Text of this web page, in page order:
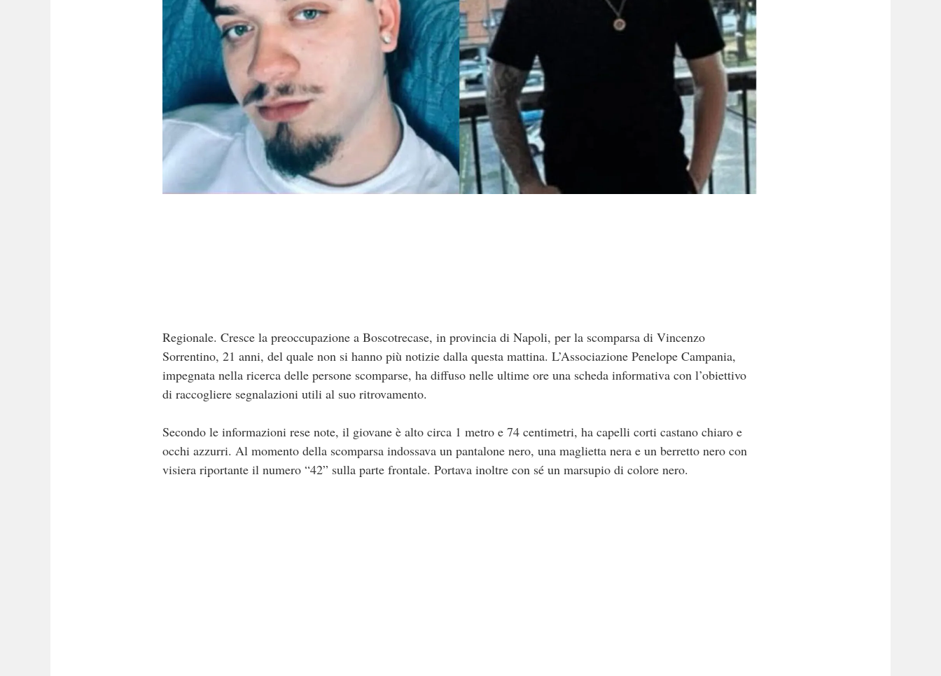
Regionale. Cresce la preoccupazione a Boscotrecase, in provincia di Napoli, per la scomparsa di Vincenzo
Sorrentino, 21 anni, del quale non si hanno più notizie dalla questa mattina. L’Associazione Penelope Campania,
impegnata nella ricerca delle persone scomparse, ha diffuso nelle ultime ore una scheda informativa con l’obiettivo
di raccogliere segnalazioni utili al suo ritrovamento.
Secondo le informazioni rese note, il giovane è alto circa 1 metro e 74 centimetri, ha capelli corti castano chiaro e
occhi azzurri. Al momento della scomparsa indossava un pantalone nero, una maglietta nera e un berretto nero con
visiera riportante il numero “42” sulla parte frontale. Portava inoltre con sé un marsupio di colore nero.